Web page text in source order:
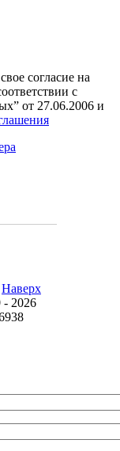
согласие на
с
от 27.06.2006 и
Наверх
2026